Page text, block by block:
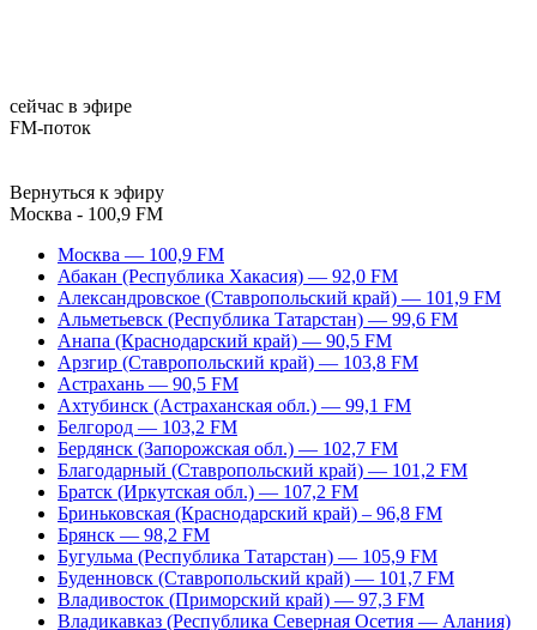
сейчас в эфире
FM-поток
Вернуться к эфиру
Москва - 100,9 FM
Москва — 100,9 FM
Абакан (Республика Хакасия) — 92,0 FM
Александровское (Ставропольский край) — 101,9 FM
Альметьевск (Республика Татарстан) — 99,6 FM
Анапа (Краснодарский край) — 90,5 FM
Арзгир (Ставропольский край) — 103,8 FM
Астрахань — 90,5 FM
Ахтубинск (Астраханская обл.) — 99,1 FM
Белгород — 103,2 FM
Бердянск (Запорожская обл.) — 102,7 FM
Благодарный (Ставропольский край) — 101,2 FM
Братск (Иркутская обл.) — 107,2 FM
Бриньковская (Краснодарский край) – 96,8 FM
Брянск — 98,2 FM
Бугульма (Республика Татарстан) — 105,9 FM
Буденновск (Ставропольский край) — 101,7 FM
Владивосток (Приморский край) — 97,3 FM
Владикавказ (Республика Северная Осетия — Алания)